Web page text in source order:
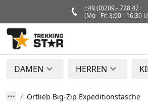
+49 (0)209 - 728 47
(Mo - Fr: 8:00 - 16:30
DAMEN HERREN
Ortlieb Big-Zip Expeditionstasche